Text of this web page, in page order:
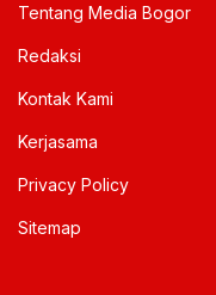
Tentang Media Bogor
Redaksi
Kontak Kami
Kerjasama
Privacy Policy
Sitemap